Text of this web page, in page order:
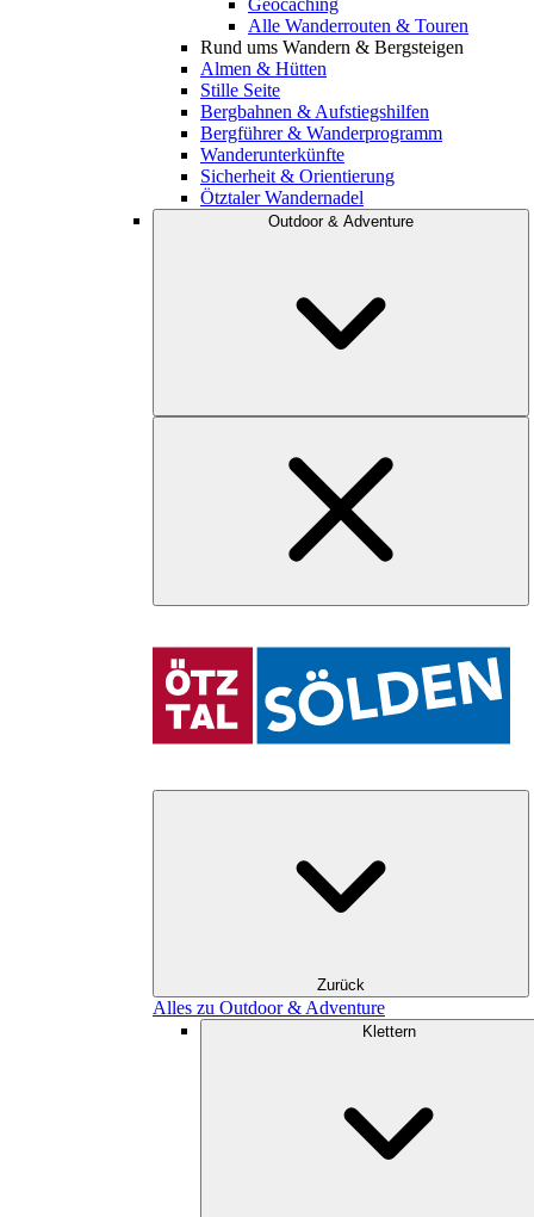
Geocaching
Alle Wanderrouten & Touren
Rund ums Wandern & Bergsteigen
Almen & Hütten
Stille Seite
Bergbahnen & Aufstiegshilfen
Bergführer & Wanderprogramm
Wanderunterkünfte
Sicherheit & Orientierung
Ötztaler Wandernadel
Outdoor & Adventure
Zurück
Alles zu Outdoor & Adventure
Klettern